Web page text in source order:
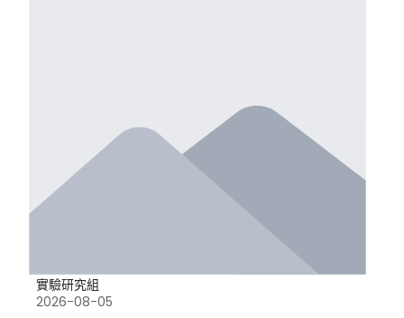
實驗研究組
2026-08-05